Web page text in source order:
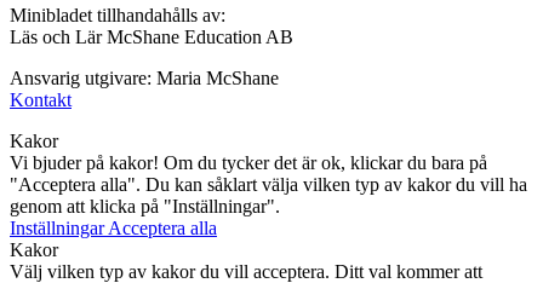
Minibladet tillhandahålls av:
Läs och Lär McShane Education AB
Ansvarig utgivare: Maria McShane
Kontakt
Kakor
Vi bjuder på kakor! Om du tycker det är ok, klickar du bara på
"Acceptera alla". Du kan såklart välja vilken typ av kakor du vill ha
genom att klicka på "Inställningar".
InställningarAcceptera alla
Kakor
Välj vilken typ av kakor du vill acceptera. Ditt val kommer att